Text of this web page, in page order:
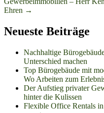
Ehren →
Neueste Beiträge
Nachhaltige
Unterschied machen
Top Bürogebäude mit
Wo Arbeiten zum
Der Aufstieg privater
hinter die Kulissen
Flexible Office Rentals